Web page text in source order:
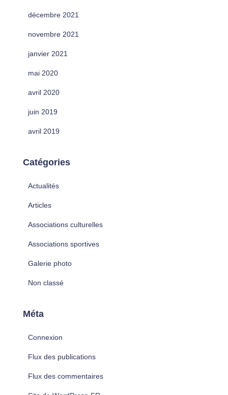
décembre 2021
novembre 2021
janvier 2021
mai 2020
avril 2020
juin 2019
avril 2019
Catégories
Actualités
Articles
Associations culturelles
Associations sportives
Galerie photo
Non classé
Méta
Connexion
Flux des publications
Flux des commentaires